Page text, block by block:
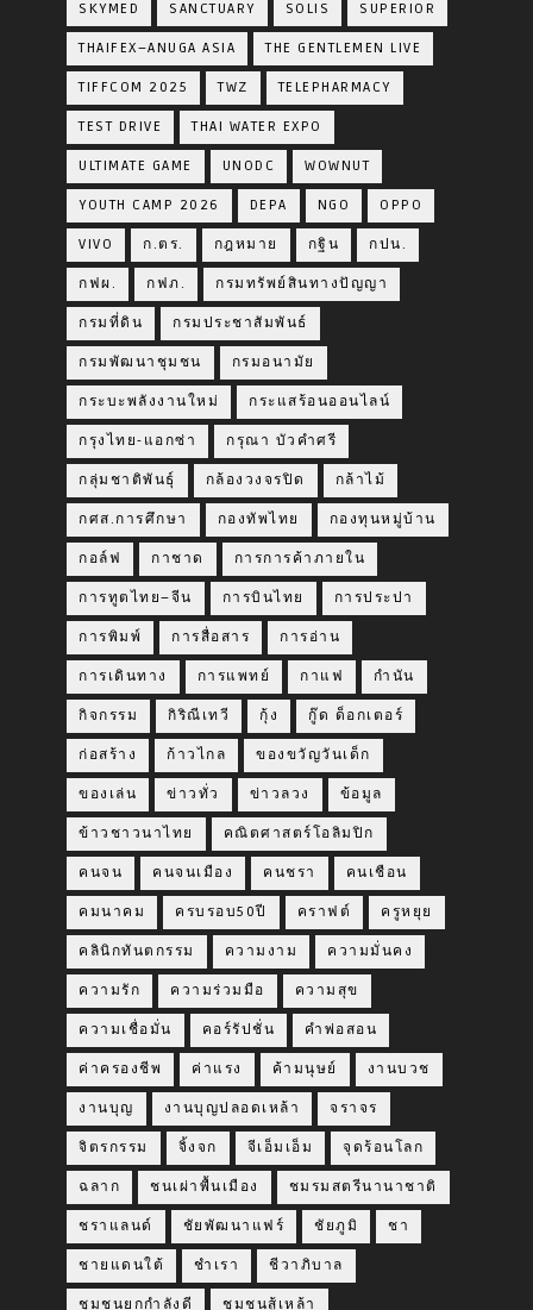
SKYMED SANCTUARY SOLIS SUPERIOR
THAIFEX–ANUGA ASIA THE GENTLEMEN LIVE
TIFFCOM 2025 TWZ TELEPHARMACY
TEST DRIVE THAI WATER EXPO
ULTIMATE GAME UNODC WOWNUT
YOUTH CAMP 2026 DEPA NGO OPPO
VIVO ก.ตร. กฎหมาย กฐิน กปน.
กฟผ. กฟภ. กรมทรัพย์สินทางปัญญา
กรมที่ดิน กรมประชาสัมพันธ์
กรมพัฒนาชุมชน กรมอนามัย
กระบะพลังงานใหม่ กระแสร้อนออนไลน์
กรุงไทย-แอกซ่า กรุณา บัวคำศรี
กลุ่มชาติพันธุ์ กล้องวงจรปิด กล้าไม้
กศส.การศึกษา กองทัพไทย กองทุนหมู่บ้าน
กอล์ฟ กาชาด การการค้าภายใน
การทูตไทย–จีน การบินไทย การประปา
การพิมพ์ การสื่อสาร การอ่าน
การเดินทาง การแพทย์ กาแฟ กำนัน
กิจกรรม กิริณีเทวี กุ้ง กู๊ด ด็อกเตอร์
ก่อสร้าง ก้าวไกล ของขวัญวันเด็ก
ของเล่น ข่าวทั่ว ข่าวลวง ข้อมูล
ข้าวชาวนาไทย คณิตศาสตร์โอลิมปิก
คนจน คนจนเมือง คนชรา คนเชือน
คมนาคม ครบรอบ50ปี คราฟต์ ครูหยุย
คลินิกทันตกรรม ความงาม ความมั่นคง
ความรัก ความร่วมมือ ความสุข
ความเชื่อมั่น คอร์รัปชั่น คำพ่อสอน
ค่าครองชีพ ค่าแรง ค้ามนุษย์ งานบวช
งานบุญ งานบุญปลอดเหล้า จราจร
จิตรกรรม จิ้งจก จีเอ็มเอ็ม จุดร้อนโลก
ฉลาก ชนเผ่าพื้นเมือง ชมรมสตรีนานาชาติ
ชราแลนด์ ชัยพัฒนาแฟร์ ชัยภูมิ ชา
ชายแดนใต้ ชำเรา ชีวาภิบาล
ชุมชนยกกำลังดี ชุมชนสู้เหล้า